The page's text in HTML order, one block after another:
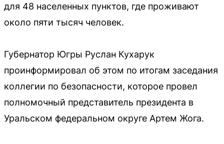
для 48 населенных пунктов, где проживают
около пяти тысяч человек.
Губернатор Югры Руслан Кухарук
проинформировал об этом по итогам заседания
коллегии по безопасности, которое провел
полномочный представитель президента в
Уральском федеральном округе Артем Жога.